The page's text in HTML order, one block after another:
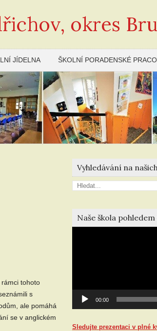
okres
JÍDELNA ŠKOLNÍ PORADENSKÉ
tohoto
s
ale pomáhá
se v anglickém
Vyhledávání na
Naše škola pohledem
00:00
Sledujte prezentaci v plné